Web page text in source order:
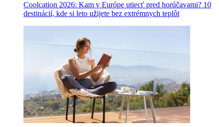
Coolcation 2026: Kam v Európe utiecť pred horúčavami? 10
destinácií, kde si leto užijete bez extrémnych teplôt